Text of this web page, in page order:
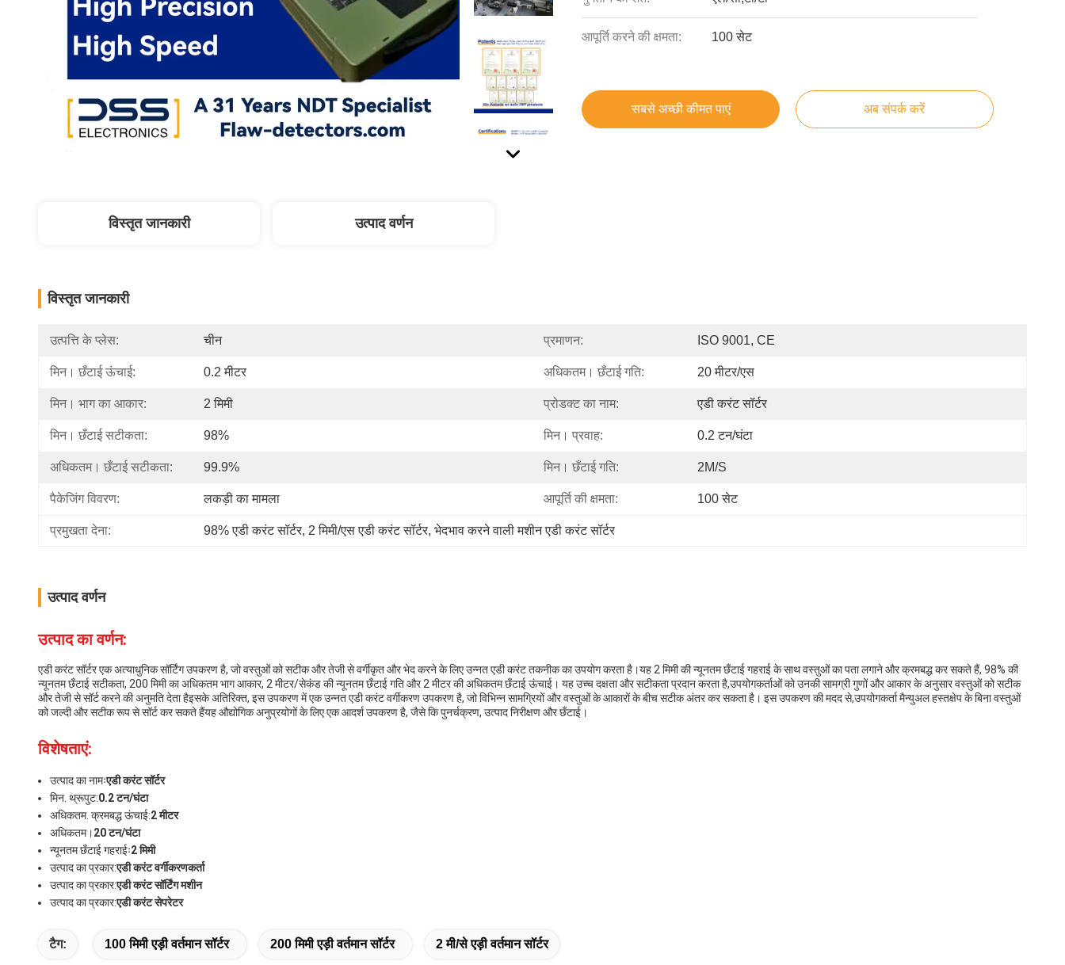
आपूर्ति करने की क्षमता: 100 सेट
सबसे अच्छी कीमत पाएं अब संपर्क करें
विस्तृत जानकारी उत्पाद वर्णन
विस्तृत जानकारी
उत्पत्ति के प्लेस: चीन प्रमाणन: ISO 9001, CE
मिन। छँटाई ऊंचाई: 0.2 मीटर अधिकतम। छँटाई गति: 20 मीटर/एस
मिन। भाग का आकार: 2 मिमी प्रोडक्ट का नाम: एडी करंट सॉर्टर
मिन। छँटाई सटीकता: 98% मिन। प्रवाह: 0.2 टन/घंटा
अधिकतम। छँटाई सटीकता: 99.9% मिन। छँटाई गति: 2M/s
पैकेजिंग विवरण: लकड़ी का मामला आपूर्ति की क्षमता: 100 सेट
प्रमुखता देना: 98% एडी करंट सॉर्टर, 2 मिमी/एस एडी करंट सॉर्टर, भेदभाव करने वाली मशीन एडी करंट सॉर्टर
उत्पाद वर्णन
उत्पाद का वर्णन:
एडी करंट सॉर्टर एक अत्याधुनिक सॉर्टिंग उपकरण है, जो वस्तुओं को सटीक और तेजी से वर्गीकृत और भेद करने के लिए उन्नत एडी करंट तकनीक का उपयोग करता है।यह 2 मिमी की न्यूनतम छँटाई गहराई के साथ वस्तुओं का पता लगाने और क्रमबद्ध कर सकते हैं, 98% की
न्यूनतम छँटाई सटीकता, 200 मिमी का अधिकतम भाग आकार, 2 मीटर/सेकंड की न्यूनतम छँटाई गति और 2 मीटर की अधिकतम छँटाई ऊंचाई। यह उच्च दक्षता और सटीकता प्रदान करता है,उपयोगकर्ताओं को उनकी सामग्री गुणों और आकार के अनुसार वस्तुओं को सटीक
और तेजी से सॉर्ट करने की अनुमति देता हैइसके अतिरिक्त, इस उपकरण में एक उन्नत एडी करंट वर्गीकरण उपकरण है, जो विभिन्न सामग्रियों और वस्तुओं के आकारों के बीच सटीक अंतर कर सकता है। इस उपकरण की मदद से,उपयोगकर्ता मैन्युअल हस्तक्षेप के बिना वस्तुओं
को जल्दी और सटीक रूप से सॉर्ट कर सकते हैंयह औद्योगिक अनुप्रयोगों के लिए एक आदर्श उपकरण है, जैसे कि पुनर्चक्रण, उत्पाद निरीक्षण और छँटाई।
विशेषताएं:
उत्पाद का नामःएडी करंट सॉर्टर
मिन. थ्रूपुट:0.2 टन/घंटा
अधिकतम. क्रमबद्ध ऊंचाई:2 मीटर
अधिकतम।20 टन/घंटा
न्यूनतम छँटाई गहराईः2 मिमी
उत्पाद का प्रकार:एडी करंट वर्गीकरणकर्ता
उत्पाद का प्रकार:एडी करंट सॉर्टिंग मशीन
उत्पाद का प्रकार:एडी करंट सेपरेटर
टैग: 100 मिमी एड़ी वर्तमान सॉर्टर 200 मिमी एड़ी वर्तमान सॉर्टर 2 मी/से एड़ी वर्तमान सॉर्टर